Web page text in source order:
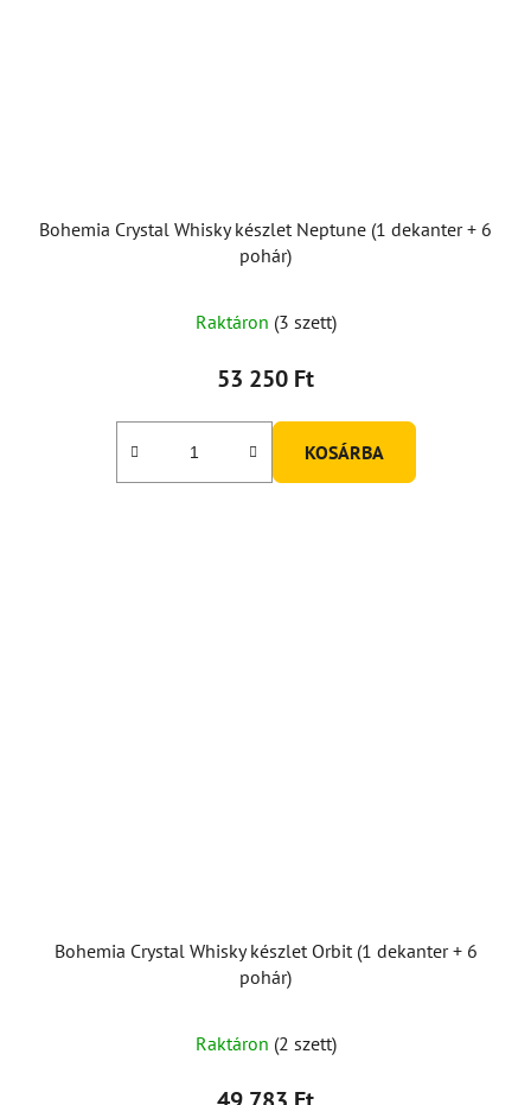
Bohemia Crystal Whisky készlet Neptune (1 dekanter + 6
pohár)
Raktáron (3 szett)
53 250 Ft
KOSÁRBA
Bohemia Crystal Whisky készlet Orbit (1 dekanter + 6
pohár)
Raktáron (2 szett)